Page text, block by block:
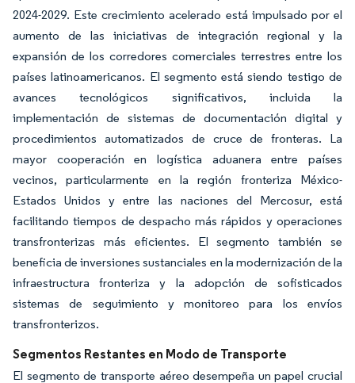
2024-2029. Este crecimiento acelerado está impulsado por el
aumento de las iniciativas de integración regional y la
expansión de los corredores comerciales terrestres entre los
países latinoamericanos. El segmento está siendo testigo de
avances tecnológicos significativos, incluida la
implementación de sistemas de documentación digital y
procedimientos automatizados de cruce de fronteras. La
mayor cooperación en logística aduanera entre países
vecinos, particularmente en la región fronteriza México-
Estados Unidos y entre las naciones del Mercosur, está
facilitando tiempos de despacho más rápidos y operaciones
transfronterizas más eficientes. El segmento también se
beneficia de inversiones sustanciales en la modernización de la
infraestructura fronteriza y la adopción de sofisticados
sistemas de seguimiento y monitoreo para los envíos
transfronterizos.
Segmentos Restantes en Modo de Transporte
El segmento de transporte aéreo desempeña un papel crucial